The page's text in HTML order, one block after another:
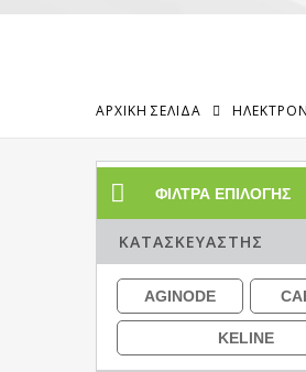
ΑΡΧΙΚΉ ΣΕΛΊΔΑ
ΦΊΛΤΡΑ ΕΠΙΛΟΓΉΣ
ΚΑΤΑΣΚΕΥΑΣΤΉΣ
AGINODE
KELINE